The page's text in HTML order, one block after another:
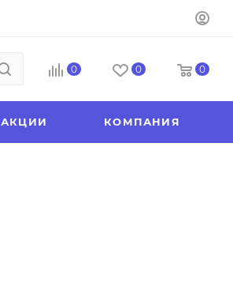
0 0 0
АКЦИИ КОМПАНИЯ